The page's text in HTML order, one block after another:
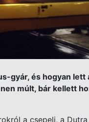
gyár, és hogyan lett
múlt, bár kellett
a csepeli, a